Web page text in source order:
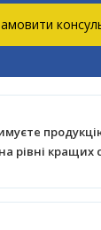
рівні кращих